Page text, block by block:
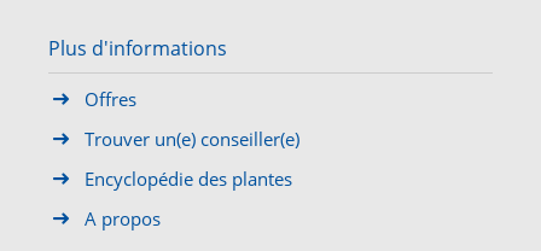
Plus d'informations
Offres
Trouver un(e) conseiller(e)
Encyclopédie des plantes
A propos